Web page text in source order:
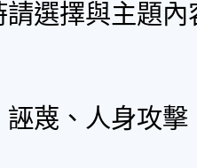
選擇與主題
蔑、人身攻